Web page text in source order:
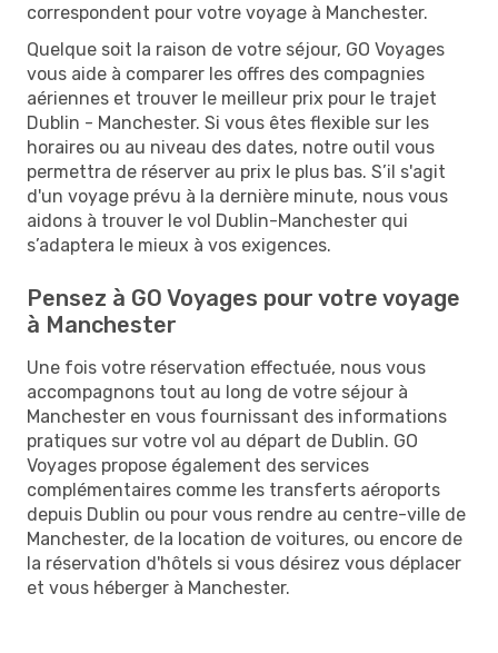
correspondent pour votre voyage à Manchester.
Quelque soit la raison de votre séjour, GO Voyages
vous aide à comparer les offres des compagnies
aériennes et trouver le meilleur prix pour le trajet
Dublin - Manchester. Si vous êtes flexible sur les
horaires ou au niveau des dates, notre outil vous
permettra de réserver au prix le plus bas. S’il s'agit
d'un voyage prévu à la dernière minute, nous vous
aidons à trouver le vol Dublin-Manchester qui
s’adaptera le mieux à vos exigences.
Pensez à GO Voyages pour votre voyage
à Manchester
Une fois votre réservation effectuée, nous vous
accompagnons tout au long de votre séjour à
Manchester en vous fournissant des informations
pratiques sur votre vol au départ de Dublin. GO
Voyages propose également des services
complémentaires comme les transferts aéroports
depuis Dublin ou pour vous rendre au centre-ville de
Manchester, de la location de voitures, ou encore de
la réservation d'hôtels si vous désirez vous déplacer
et vous héberger à Manchester.